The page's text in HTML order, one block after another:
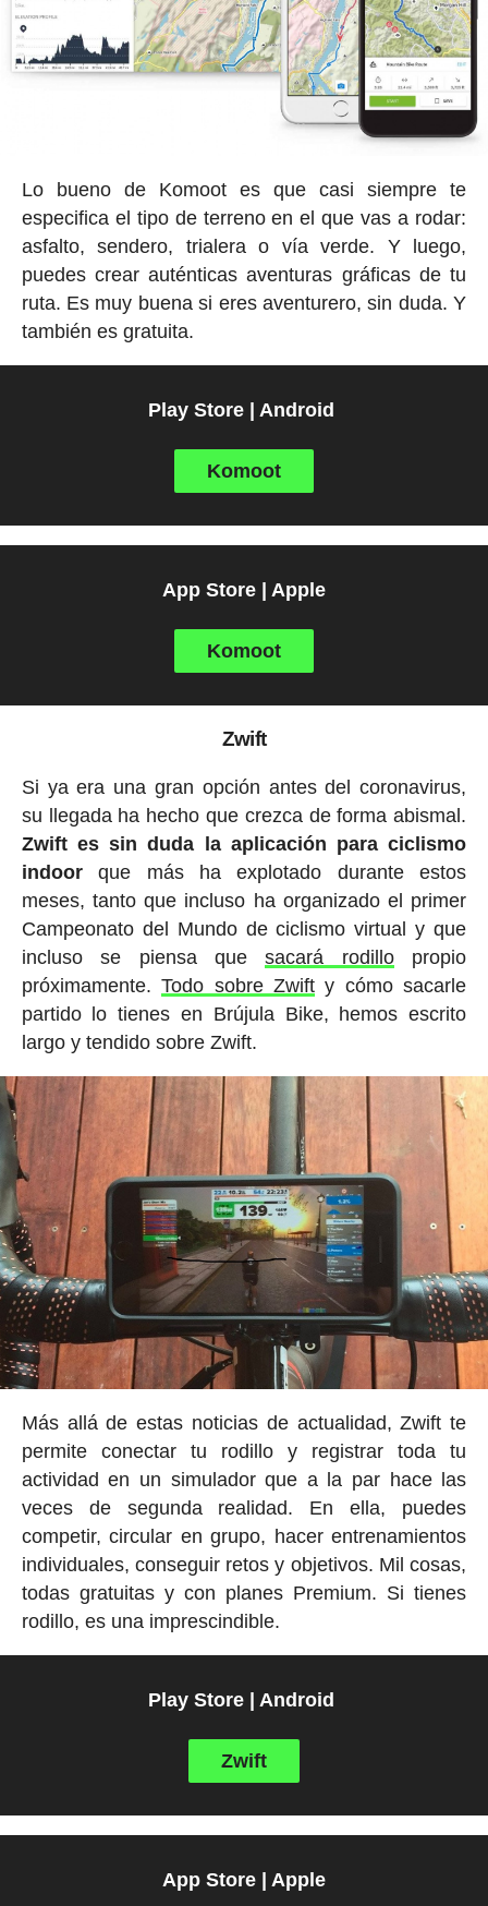
Lo bueno de Komoot es que casi siempre te
especifica el tipo de terreno en el que vas a rodar:
asfalto, sendero, trialera o vía verde. Y luego,
puedes crear auténticas aventuras gráficas de tu
ruta. Es muy buena si eres aventurero, sin duda. Y
también es gratuita.
Play Store | Android
Komoot
App Store | Apple
Komoot
Zwift
Si ya era una gran opción antes del coronavirus,
su llegada ha hecho que crezca de forma abismal.
Zwift es sin duda la aplicación para ciclismo
indoorque más ha explotado durante estos
meses, tanto que incluso ha organizado el primer
Campeonato del Mundo de ciclismo virtual y que
incluso se piensa quesacará rodillopropio
próximamente.Todo sobre Zwift y cómo sacarle
partido lo tienes en Brújula Bike, hemos escrito
largo y tendido sobre Zwift.
Más allá de estas noticias de actualidad, Zwift te
permite conectar tu rodillo y registrar toda tu
actividad en un simulador que a la par hace las
veces de segunda realidad. En ella, puedes
competir, circular en grupo, hacer entrenamientos
individuales, conseguir retos y objetivos. Mil cosas,
todas gratuitas y con planes Premium. Si tienes
rodillo, es una imprescindible.
Play Store | Android
Zwift
App Store | Apple